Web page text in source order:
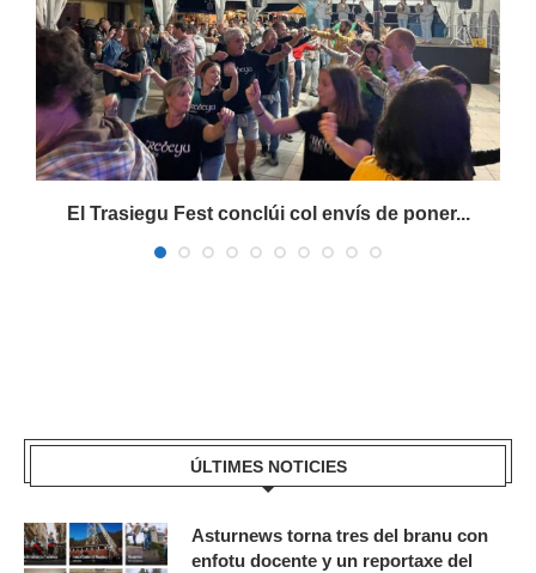
El Trasiegu Fest conclúi col envís de poner...
ÚLTIMES NOTICIES
Asturnews torna tres del branu con
enfotu docente y un reportaxe del